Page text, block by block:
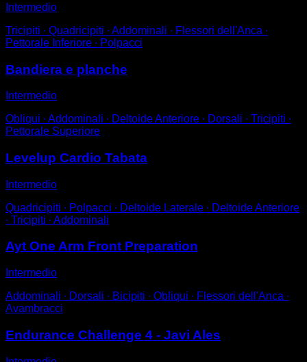
Intermedio
Tricipiti ∙ Quadricipiti ∙ Addominali ∙ Flessori dell'Anca ∙
Pettorale Inferiore ∙ Polpacci
Bandiera e planche
Intermedio
Obliqui ∙ Addominali ∙ Deltoide Anteriore ∙ Dorsali ∙ Tricipiti ∙
Pettorale Superiore
Levelup Cardio Tabata
Intermedio
Quadricipiti ∙ Polpacci ∙ Deltoide Laterale ∙ Deltoide Anteriore
∙ Tricipiti ∙ Addominali
Ayt One Arm Front Preparation
Intermedio
Addominali ∙ Dorsali ∙ Bicipiti ∙ Obliqui ∙ Flessori dell'Anca ∙
Avambracci
Endurance Challenge 4 - Javi Ales